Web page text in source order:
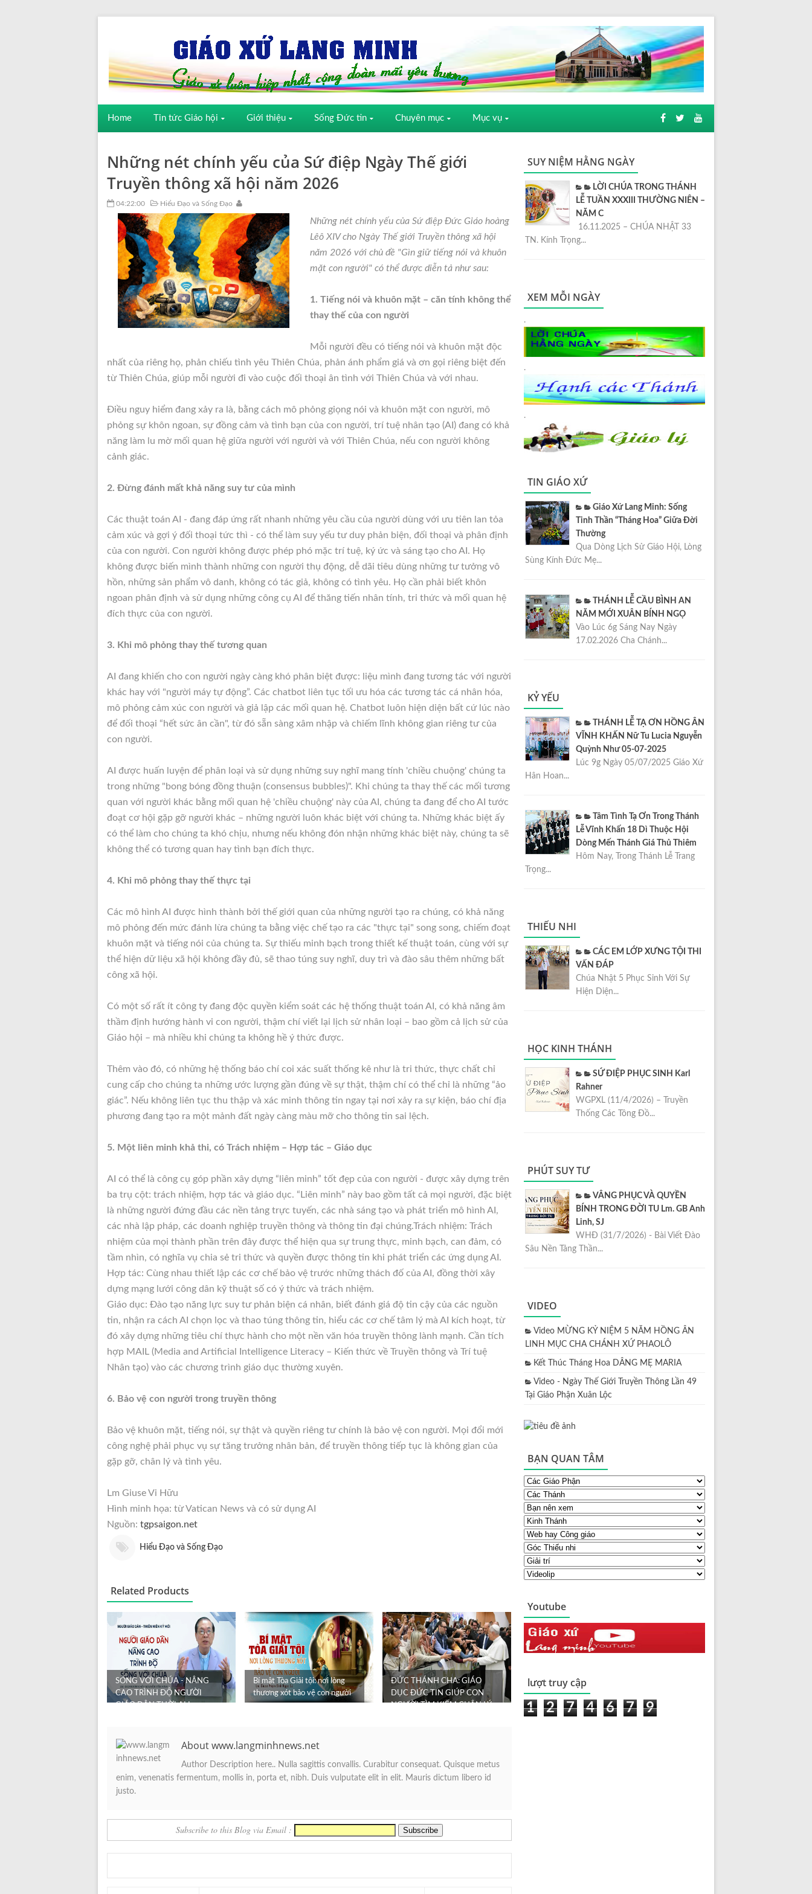
Home Tin tức Giáo hội Giới thiệu Sống Đức tin Chuyên mục Mục vụ
Những nét chính yếu của Sứ điệp Ngày Thế giới
Truyền thông xã hội năm 2026
04:22:00 Hiểu Đạo và Sống Đạo
Những nét chính yếu của Sứ điệp Đức Giáo hoàng
Lêô XIV cho Ngày Thế giới Truyền thông xã hội
năm 2026 với chủ đề "Gìn giữ tiếng nói và khuôn
mặt con người" có thể được diễn tả như sau:
1. Tiếng nói và khuôn mặt – căn tính không thể
thay thế của con người
Mỗi người đều có tiếng nói và khuôn mặt độc
nhất của riêng họ, phản chiếu tình yêu Thiên Chúa, phản ánh phẩm giá và ơn gọi riêng biệt đến
từ Thiên Chúa, giúp mỗi người đi vào cuộc đối thoại ân tình với Thiên Chúa và với nhau.
Điều nguy hiểm đang xảy ra là, bằng cách mô phỏng giọng nói và khuôn mặt con người, mô
phỏng sự khôn ngoan, sự đồng cảm và tình bạn của con người, trí tuệ nhân tạo (AI) đang có khả
năng làm lu mờ mối quan hệ giữa người với người và với Thiên Chúa, nếu con người không
cảnh giác.
2. Đừng đánh mất khả năng suy tư của mình
Các thuật toán AI - đang đáp ứng rất nhanh những yêu cầu của người dùng với ưu tiên lan tỏa
cảm xúc và gợi ý đối thoại tức thì - có thể làm suy yếu tư duy phản biện, đối thoại và phân định
của con người. Con người không được phép phó mặc trí tuệ, ký ức và sáng tạo cho AI. Họ
không được biến mình thành những con người thụ động, dễ dãi tiêu dùng những tư tưởng vô
hồn, những sản phẩm vô danh, không có tác giả, không có tình yêu. Họ cần phải biết khôn
ngoan phân định và sử dụng những công cụ AI để thăng tiến nhân tính, tri thức và mối quan hệ
đích thực của con người.
3. Khi mô phỏng thay thế tương quan
AI đang khiến cho con người ngày càng khó phân biệt được: liệu mình đang tương tác với người
khác hay với "người máy tự động”. Các chatbot liên tục tối ưu hóa các tương tác cá nhân hóa,
mô phỏng cảm xúc con người và giả lập các mối quan hệ. Chatbot luôn hiện diện bất cứ lúc nào
để đối thoại “hết sức ân cần", từ đó sẵn sàng xâm nhập và chiếm lĩnh không gian riêng tư của
con người.
AI được huấn luyện để phân loại và sử dụng những suy nghĩ mang tính 'chiều chuộng' chúng ta
trong những "bong bóng đồng thuận (consensus bubbles)". Khi chúng ta thay thế các mối tương
quan với người khác bằng mối quan hệ 'chiều chuộng' này của AI, chúng ta đang để cho AI tước
đoạt cơ hội gặp gỡ người khác – những người luôn khác biệt với chúng ta. Những khác biệt ấy
có thể làm cho chúng ta khó chịu, nhưng nếu không đón nhận những khác biệt này, chúng ta sẽ
không thể có tương quan hay tình bạn đích thực.
4. Khi mô phỏng thay thế thực tại
Các mô hình AI được hình thành bởi thế giới quan của những người tạo ra chúng, có khả năng
mô phỏng đến mức đánh lừa chúng ta bằng việc chế tạo ra các "thực tại" song song, chiếm đoạt
khuôn mặt và tiếng nói của chúng ta. Sự thiếu minh bạch trong thiết kế thuật toán, cùng với sự
thể hiện dữ liệu xã hội không đầy đủ, sẽ thao túng suy nghĩ, duy trì và đào sâu thêm những bất
công xã hội.
Có một số rất ít công ty đang độc quyền kiểm soát các hệ thống thuật toán AI, có khả năng âm
thầm định hướng hành vi con người, thậm chí viết lại lịch sử nhân loại – bao gồm cả lịch sử của
Giáo hội – mà nhiều khi chúng ta không hề ý thức được.
Thêm vào đó, có những hệ thống báo chí coi xác suất thống kê như là tri thức, thực chất chỉ
cung cấp cho chúng ta những ước lượng gần đúng về sự thật, thậm chí có thể chỉ là những “ảo
giác”. Nếu không liên tục thu thập và xác minh thông tin ngay tại nơi xảy ra sự kiện, báo chí địa
phương đang tạo ra một mảnh đất ngày càng màu mỡ cho thông tin sai lệch.
5. Một liên minh khả thi, có Trách nhiệm – Hợp tác – Giáo dục
AI có thể là công cụ góp phần xây dựng “liên minh” tốt đẹp của con người - được xây dựng trên
ba trụ cột: trách nhiệm, hợp tác và giáo dục. “Liên minh” này bao gồm tất cả mọi người, đặc biệt
là những người đứng đầu các nền tảng trực tuyến, các nhà sáng tạo và phát triển mô hình AI,
các nhà lập pháp, các doanh nghiệp truyền thông và thông tin đại chúng.Trách nhiệm: Trách
nhiệm của mọi thành phần trên đây được thể hiện qua sự trung thực, minh bạch, can đảm, có
tầm nhìn, có nghĩa vụ chia sẻ tri thức và quyền được thông tin khi phát triển các ứng dụng AI.
Hợp tác: Cùng nhau thiết lập các cơ chế bảo vệ trước những thách đố của AI, đồng thời xây
dựng mạng lưới công dân kỹ thuật số có ý thức và trách nhiệm.
Giáo dục: Đào tạo năng lực suy tư phản biện cá nhân, biết đánh giá độ tin cậy của các nguồn
tin, nhận ra cách AI chọn lọc và thao túng thông tin, hiểu các cơ chế tâm lý mà AI kích hoạt, từ
đó xây dựng những tiêu chí thực hành cho một nền văn hóa truyền thông lành mạnh. Cần tích
hợp MAIL (Media and Artificial Intelligence Literacy – Kiến thức về Truyền thông và Trí tuệ
Nhân tạo) vào các chương trình giáo dục thường xuyên.
6. Bảo vệ con người trong truyền thông
Bảo vệ khuôn mặt, tiếng nói, sự thật và quyền riêng tư chính là bảo vệ con người. Mọi đổi mới
công nghệ phải phục vụ sự tăng trưởng nhân bản, để truyền thông tiếp tục là không gian của
gặp gỡ, chân lý và tình yêu.
Lm Giuse Vi Hữu
Hình minh họa: từ Vatican News và có sử dụng AI
Nguồn: tgpsaigon.net
Hiểu Đạo và Sống Đạo
Related Products
SỐNG VỚI CHÚA - NÂNG
CAO TRÌNH ĐỘ NGƯỜI
GIÁO DÂN THỜI AI Lm.
Bí mật Tòa Giải tội: nơi lòng
thương xót bảo vệ con người
ĐỨC THÁNH CHA: GIÁO
DỤC ĐỨC TIN GIÚP CON
NGƯỜI TÌM KIẾM CHÂN LÝ
About www.langminhnews.net
Author Description here.. Nulla sagittis convallis. Curabitur consequat. Quisque metus
enim, venenatis fermentum, mollis in, porta et, nibh. Duis vulputate elit in elit. Mauris dictum libero id
justo.
Subscribe to this Blog via Email :
SUY NIỆM HẰNG NGÀY
LỜI CHÚA TRONG THÁNH
LỄ TUẦN XXXIII THƯỜNG NIÊN –
NĂM C
16.11.2025 – CHÚA NHẬT 33
TN. Kính Trọng...
XEM MỖI NGÀY
.
.
.
TIN GIÁO XỨ
Giáo Xứ Lang Minh: Sống
Tinh Thần “Tháng Hoa” Giữa Đời
Thường
Qua Dòng Lịch Sử Giáo Hội, Lòng
Sùng Kính Đức Mẹ...
THÁNH LỄ CẦU BÌNH AN
NĂM MỚI XUÂN BÍNH NGỌ
Vào Lúc 6g Sáng Nay Ngày
17.02.2026 Cha Chánh...
KỶ YẾU
THÁNH LỄ TẠ ƠN HỒNG ÂN
VĨNH KHẤN Nữ Tu Lucia Nguyễn
Quỳnh Như 05-07-2025
Lúc 9g Ngày 05/07/2025 Giáo Xứ
Hân Hoan...
Tâm Tình Tạ Ơn Trong Thánh
Lễ Vĩnh Khấn 18 Dì Thuộc Hội
Dòng Mến Thánh Giá Thủ Thiêm
Hôm Nay, Trong Thánh Lễ Trang
Trọng...
THIẾU NHI
CÁC EM LỚP XƯNG TỘI THI
VẤN ĐÁP
Chúa Nhật 5 Phục Sinh Với Sự
Hiện Diện...
HỌC KINH THÁNH
SỨ ĐIỆP PHỤC SINH Karl
Rahner
WGPXL (11/4/2026) – Truyền
Thống Các Tông Đồ...
PHÚT SUY TƯ
VÂNG PHỤC VÀ QUYỀN
BÍNH TRONG ĐỜI TU Lm. GB Anh
Linh, SJ
WHĐ (31/7/2026) - Bài Viết Đào
Sâu Nền Tảng Thần...
VIDEO
Video MỪNG KỶ NIỆM 5 NĂM HỒNG ÂN
LINH MỤC CHA CHÁNH XỨ PHAOLÔ
Kết Thúc Tháng Hoa DÂNG MẸ MARIA
Video - Ngày Thế Giới Truyền Thông Lần 49
Tại Giáo Phận Xuân Lộc
BẠN QUAN TÂM
Youtube
lượt truy cập
1 2 7 4 6 7 9